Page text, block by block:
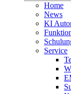
Home
News
KI
Service